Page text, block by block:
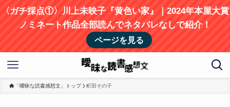
〈ガチ採点①〉川上未映子『黄色い家』｜2024年本屋大賞
ノミネート作品全部読んでネタバレなしで紹介！
ページを見る
「曖昧な読書感想文」トップ 町田その子